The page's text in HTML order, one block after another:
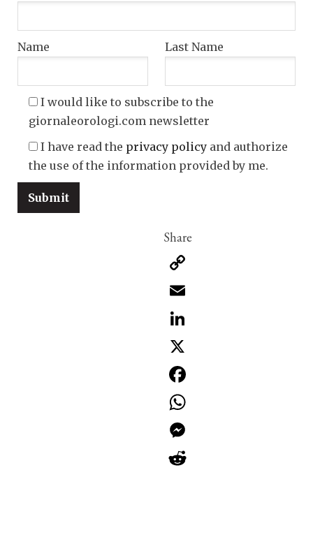
Name Last Name
I would like to subscribe to the
giornaleorologi.com newsletter
I have read the privacy policy and authorize
the use of the information provided by me.